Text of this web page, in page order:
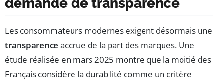
Les consommateurs modernes exigent désormais une
transparence accrue de la part des marques. Une
étude réalisée en mars 2025 montre que la moitié des
Français considère la durabilité comme un critère